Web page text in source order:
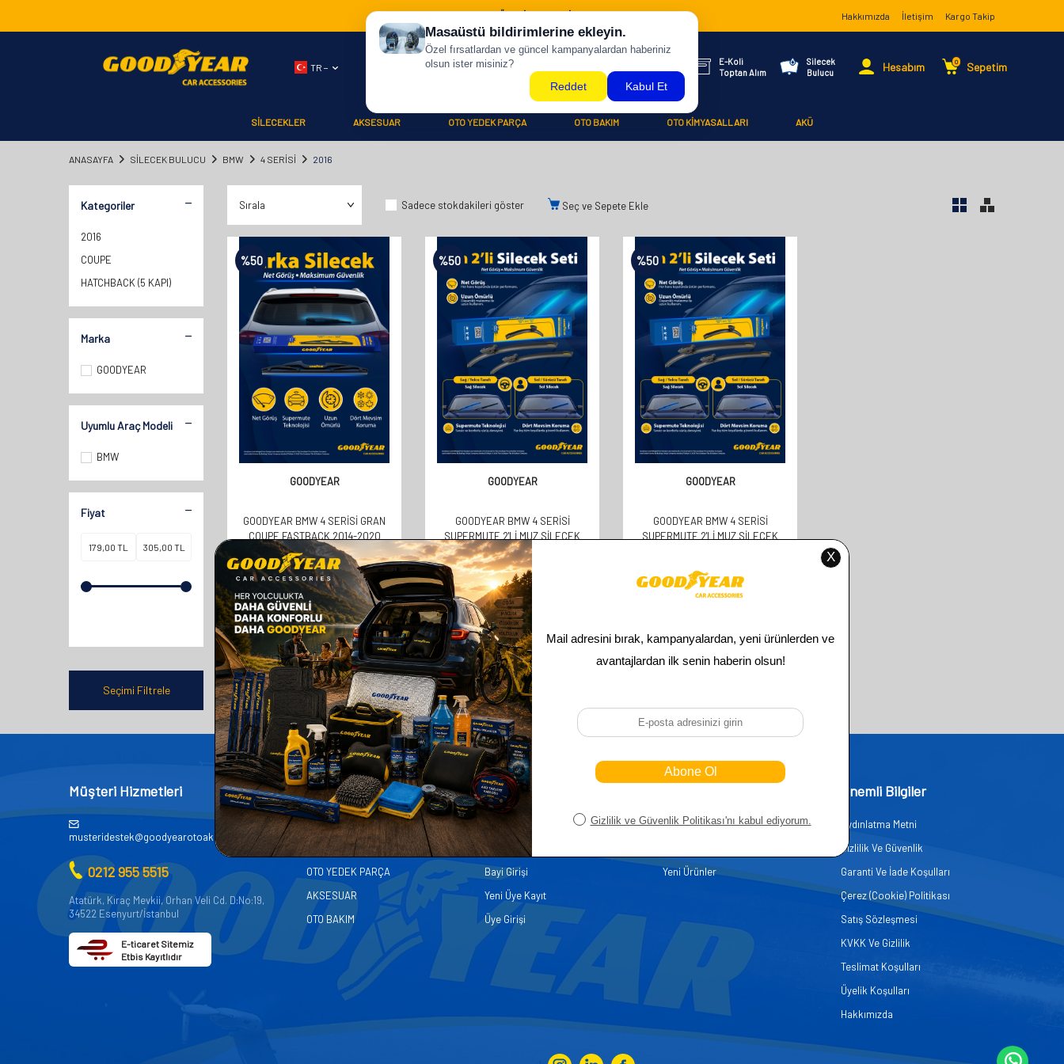
500 TL ÜZERİ KARGO BİZDEN ! Hakkımızda İletişim Kargo Takip
TR −
E-Koli
Toptan Alım
Silecek
Bulucu
Hesabım 0 Sepetim
SİLECEKLER AKSESUAR OTO YEDEK PARÇA OTO BAKIM OTO KİMYASALLARI AKÜ
ANASAYFA SILECEK BULUCU BMW 4 SERİSİ 2016
Kategoriler
2016
COUPE
HATCHBACK (5 KAPI)
Marka
GOODYEAR
Uyumlu Araç Modeli
BMW
Fiyat
Seçimi Filtrele
Sadece stokdakileri göster Seç ve Sepete Ekle
%50
GOODYEAR
GOODYEAR BMW 4 SERISI GRAN
COUPE FASTBACK 2014-2020
ARASI UYUMLU ARKA SILECEK
(350MM)
358,00TL
179,00TL
%50
GOODYEAR
GOODYEAR BMW 4 SERISI
SUPERMUTE 2'LI MUZ SILECEK
TAKIMI 2014-2022 HATCHBACK (5
KAPI) (600MM+450MM)
610,00TL
305,00TL
%50
GOODYEAR
GOODYEAR BMW 4 SERISI
SUPERMUTE 2'LI MUZ SILECEK
610,00
305,00TL
ürün bulunmaktadır.
Müşteri Hizmetleri
musteridestek@goodyearotoaksesuar.com.tr
0212 955 5515
Atatürk, Kıraç Mevkii, Orhan Veli Cd. D:No:19,
34522 Esenyurt/İstanbul
E-ticaret Sitemiz
Etbis Kayıtlıdır
Kategoriler
AKÜ
OTO KİMYASALLARI
OTO YEDEK PARÇA
AKSESUAR
OTO BAKIM
Üye
Sepetim
Bayi Kayıt
Bayi Girişi
Yeni Üye Kayıt
Üye Girişi
Ana Sayfa
Yeni Ürünler
Önemli Bilgiler
Aydınlatma Metni
Gizlilik Ve Güvenlik
Garanti Ve İade Koşulları
Çerez (Cookie) Politikası
Satış Sözleşmesi
KVKK Ve Gizlilik
Teslimat Koşulları
Üyelik Koşulları
Hakkımızda